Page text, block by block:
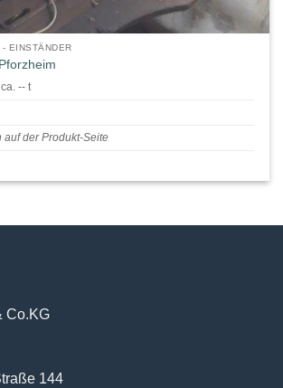
EINSTÄNDER
-- t
auf der Produkt-Seite
Co.KG
144